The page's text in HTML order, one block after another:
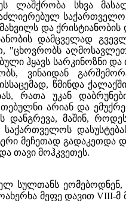
ლაშქრობა სხვა
მახვილს და
დამცველად
"ცხოვრობს
ჰყავს სარკინოზნი
ვინაიდან
წმინდა
რათა უკან
არიან და
დანგრევა, მაშინ,
საქართველოს
მეჩეთად გადაკეთდა
თავი მოჰკვეთეს.
სულთანს
მეფე დავით VIII-მ